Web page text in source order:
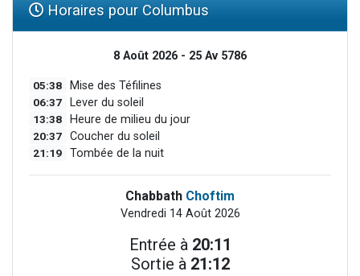
Horaires pour Columbus
8 Août 2026 - 25 Av 5786
05:38 Mise des Téfilines
06:37 Lever du soleil
13:38 Heure de milieu du jour
20:37 Coucher du soleil
21:19 Tombée de la nuit
Chabbath Choftim
Vendredi 14 Août 2026
Entrée à 20:11
Sortie à 21:12